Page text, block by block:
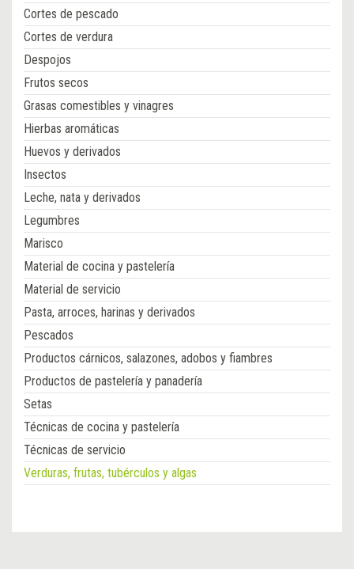
Cortes de pescado
Cortes de verdura
Despojos
Frutos secos
Grasas comestibles y vinagres
Hierbas aromáticas
Huevos y derivados
Insectos
Leche, nata y derivados
Legumbres
Marisco
Material de cocina y pastelería
Material de servicio
Pasta, arroces, harinas y derivados
Pescados
Productos cárnicos, salazones, adobos y fiambres
Productos de pastelería y panadería
Setas
Técnicas de cocina y pastelería
Técnicas de servicio
Verduras, frutas, tubérculos y algas